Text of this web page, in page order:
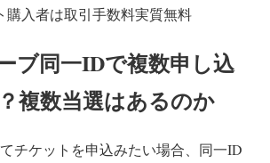
購入者は取引手数料実質無料
ブ同一IDで複数申し込
複数当選はあるのか
チケットを申込みたい場合、同一ID